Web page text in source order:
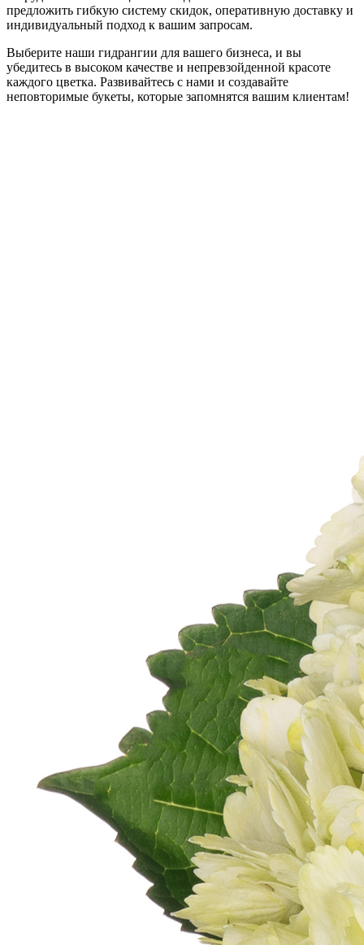
предложить гибкую систему скидок, оперативную доставку и
индивидуальный подход к вашим запросам.
Выберите наши гидрангии для вашего бизнеса, и вы
убедитесь в высоком качестве и непревзойденной красоте
каждого цветка. Развивайтесь с нами и создавайте
неповторимые букеты, которые запомнятся вашим клиентам!